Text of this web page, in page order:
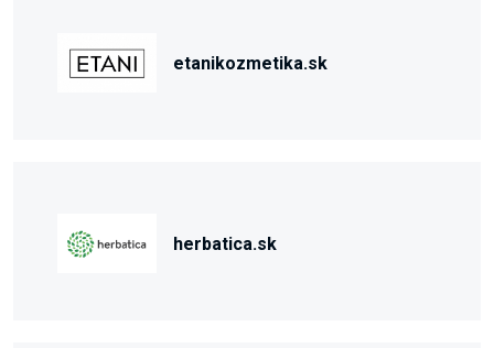
etanikozmetika.sk
herbatica.sk